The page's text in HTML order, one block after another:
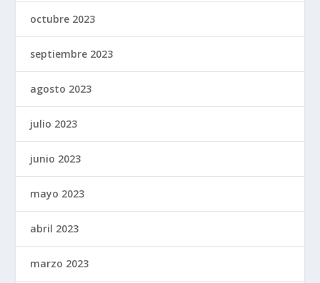
octubre 2023
septiembre 2023
agosto 2023
julio 2023
junio 2023
mayo 2023
abril 2023
marzo 2023